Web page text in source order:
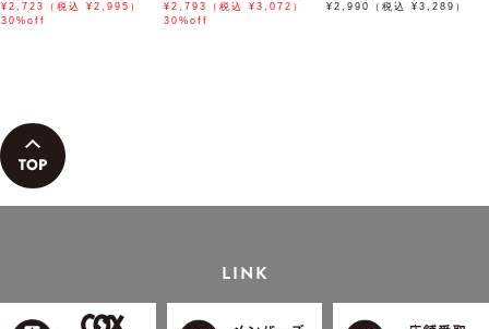
ハーフパンツ「小泉孝太郎さ
ん着用モデル」
¥2,723（税込 ¥2,995）
30%off
スボタンダウンポロシャツ
「小泉孝太郎さん着用モデ
¥2,793（税込 ¥3,072）
30%off
ード【接触冷感】
¥2,990（税込 ¥3,289）
LINK